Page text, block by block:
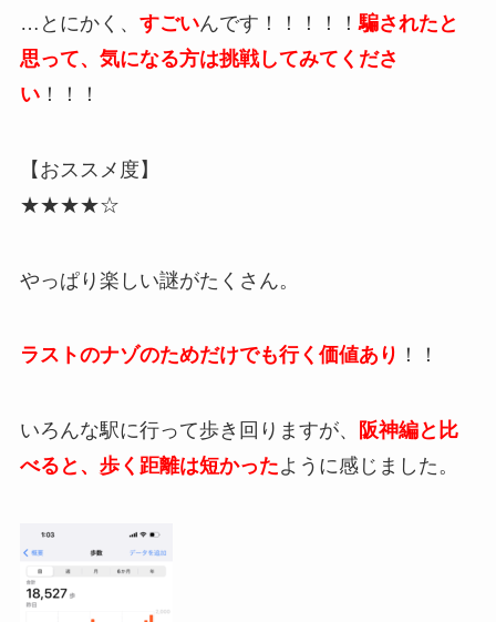
…とにかく、 すごいんです！！！！！騙されたと
思って、気になる方は挑戦してみてくださ
い！！！
【おススメ度】
★★★★☆
やっぱり楽しい謎がたくさん。
ラストのナゾのためだけでも行く価値あり ！！
いろんな駅に行って歩き回りますが、
阪神編と比
べると、歩く距離は短かったように感じました。